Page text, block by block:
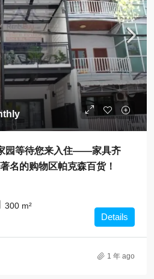
园等待您来入住——家具齐
名的购物区帕克森百货！
300 m²
Details
1 年 ago